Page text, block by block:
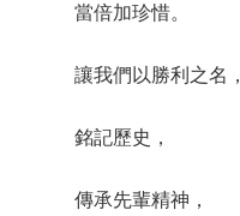
當倍加珍惜。
讓我們以勝利之名，
銘記歷史，
傳承先輩精神，